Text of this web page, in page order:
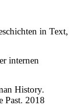
in Text,
internen
History.
Past. 2018